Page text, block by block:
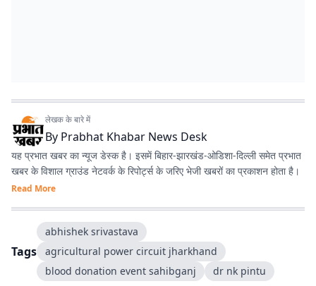
लेखक के बारे में
By Prabhat Khabar News Desk
यह प्रभात खबर का न्यूज डेस्क है। इसमें बिहार-झारखंड-ओडिशा-दिल्‍ली समेत प्रभात
खबर के विशाल ग्राउंड नेटवर्क के रिपोर्ट्स के जरिए भेजी खबरों का प्रकाशन होता है।
Read More
Tags
abhishek srivastava
agricultural power circuit jharkhand
blood donation event sahibganj
dr nk pintu